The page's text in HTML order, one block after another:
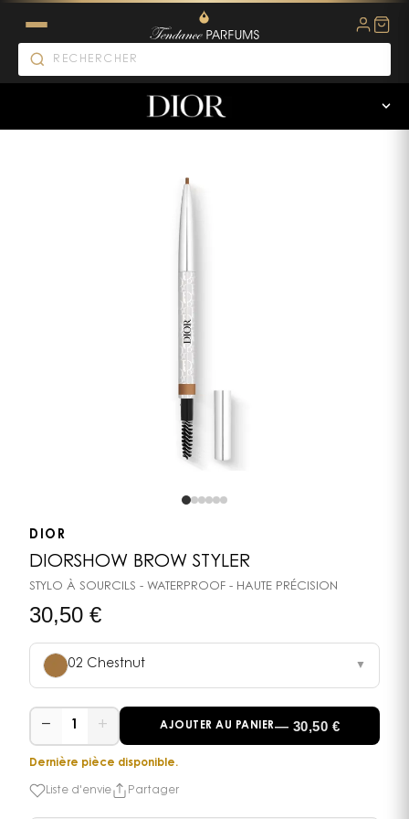
DIOR
DIORSHOW BROW STYLER
STYLO À SOURCILS - WATERPROOF - HAUTE PRÉCISION
30,50 €
02 Chestnut ▼
− + AJOUTER AU PANIER— 30,50 €
Dernière pièce disponible.
Liste d'envie Partager